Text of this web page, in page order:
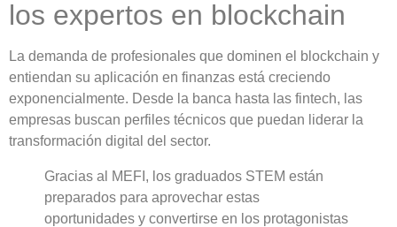
los expertos en blockchain
La demanda de profesionales que dominen el blockchain y
entiendan su aplicación en finanzas está creciendo
exponencialmente. Desde la banca hasta las fintech, las
empresas buscan perfiles técnicos que puedan liderar la
transformación digital del sector.
Gracias al MEFI, los graduados STEM están
preparados para aprovechar estas
oportunidades y convertirse en los protagonistas